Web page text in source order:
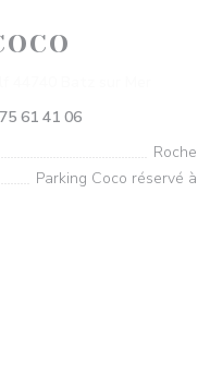
61 41 06
Parking Coco réservé